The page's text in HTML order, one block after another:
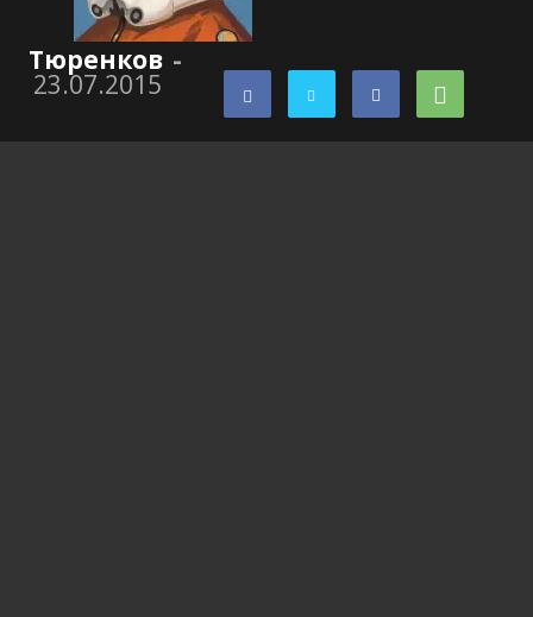
Тюренков -
23.07.2015